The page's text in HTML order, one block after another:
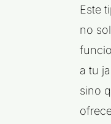
Este
no
a tu
sino